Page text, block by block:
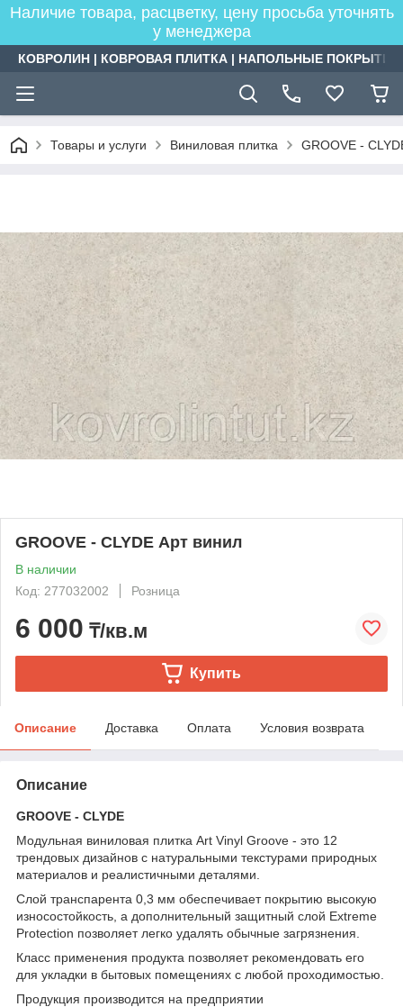
Наличие товара, расцветку, цену просьба уточнять
у менеджера
КОВРОЛИН | КОВРОВАЯ ПЛИТКА | НАПОЛЬНЫЕ
Товары и услуги Виниловая плитка GROOVE -
GROOVE - CLYDE Арт винил
В наличии
Код: 277032002
Розница
6 000 ₸/кв.м
Купить
Описание Доставка Оплата Условия возврата
Описание
GROOVE - CLYDE
Модульная виниловая плитка Art Vinyl Groove - это 12
трендовых дизайнов с натуральными текстурами природных
материалов и реалистичными деталями.
Слой транспарента 0,3 мм обеспечивает покрытию высокую
износостойкость, а дополнительный защитный слой Extreme
Protection позволяет легко удалять обычные загрязнения.
Класс применения продукта позволяет рекомендовать его
для укладки в бытовых помещениях с любой проходимостью.
Продукция производится на предприятии